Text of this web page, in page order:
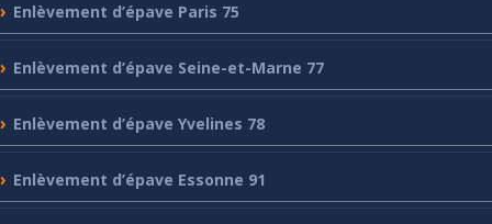
Enlèvement d’épave Paris 75
Enlèvement d’épave Seine-et-Marne 77
Enlèvement d’épave Yvelines 78
Enlèvement d’épave Essonne 91